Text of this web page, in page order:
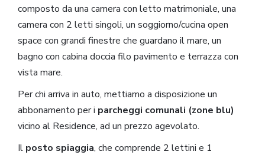
composto da una camera con letto matrimoniale, una
camera con 2 letti singoli, un soggiorno/cucina open
space con grandi finestre che guardano il mare, un
bagno con cabina doccia filo pavimento e terrazza con
vista mare.
Per chi arriva in auto, mettiamo a disposizione un
abbonamento per i parcheggi comunali (zone blu)
vicino al Residence, ad un prezzo agevolato.
Il posto spiaggia, che comprende 2 lettini e 1